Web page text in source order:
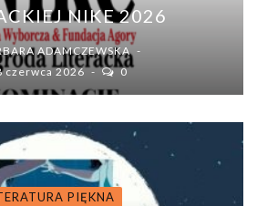
NIKE 2026
ADAMCZEWSKA
czerwca 2026
0
PIĘKNA